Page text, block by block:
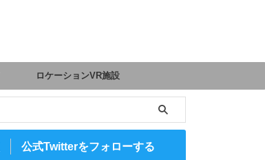
ロケーションVR施設
公式Twitterをフォローする